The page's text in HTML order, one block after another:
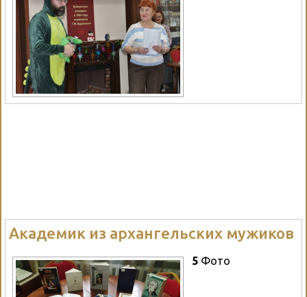
Академик из архангельских мужиков
5 Фото